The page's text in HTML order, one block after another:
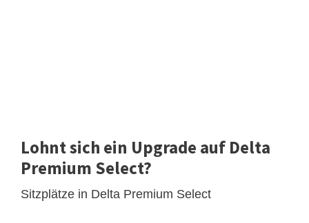
Lohnt sich ein Upgrade auf Delta
Premium Select?
Sitzplätze in Delta Premium Select